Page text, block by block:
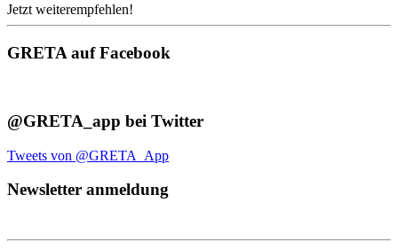
Jetzt weiterempfehlen!
GRETA auf Facebook
@GRETA_app bei Twitter
Tweets von @GRETA_App
Newsletter anmeldung